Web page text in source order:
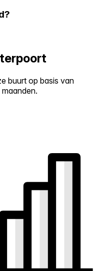
buurt op basis van